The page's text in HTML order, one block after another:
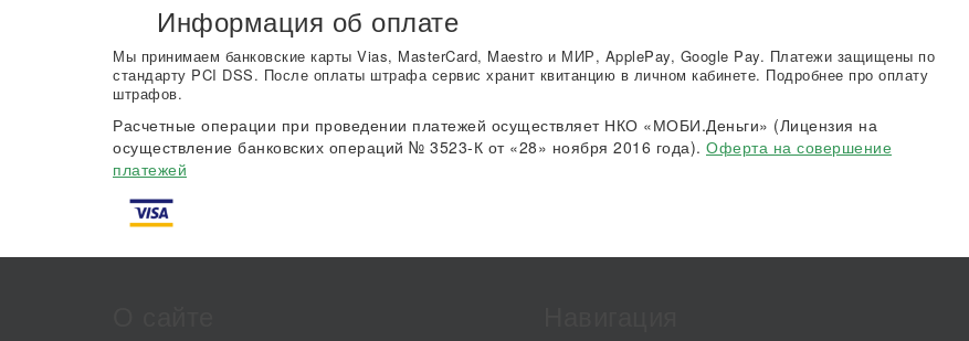
Информация об оплате
Мы принимаем банковские карты Vias, MasterCard, Maestro и МИР, ApplePay, Google Pay. Платежи защищены по
стандарту PCI DSS. После оплаты штрафа сервис хранит квитанцию в личном кабинете. Подробнее про оплату
штрафов.
Расчетные операции при проведении платежей осуществляет НКО «МОБИ.Деньги» (Лицензия на
осуществление банковских операций № 3523-К от «28» ноября 2016 года). Оферта на совершение
платежей